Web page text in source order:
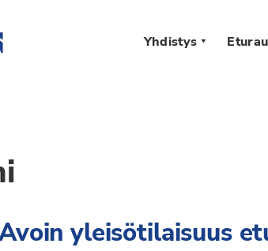
Yhdistys
yleisötilaisuus